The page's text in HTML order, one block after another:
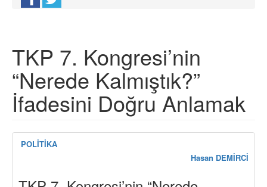
TKP 7. Kongresi’nin
“Nerede Kalmıştık?”
İfadesini Doğru Anlamak
POLİTİKA
Hasan DEMİRCİ